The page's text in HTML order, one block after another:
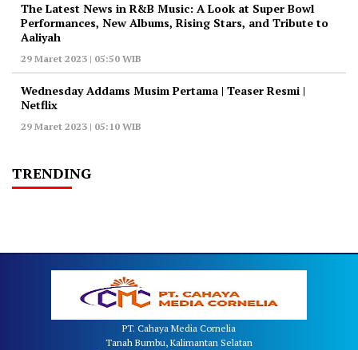
The Latest News in R&B Music: A Look at Super Bowl
Performances, New Albums, Rising Stars, and Tribute to
Aaliyah
29 Maret 2023 | 05:50 WIB
Wednesday Addams Musim Pertama | Teaser Resmi |
Netflix
29 Maret 2023 | 05:10 WIB
TRENDING
PT. Cahaya Media Cornelia
Tanah Bumbu, Kalimantan Selatan